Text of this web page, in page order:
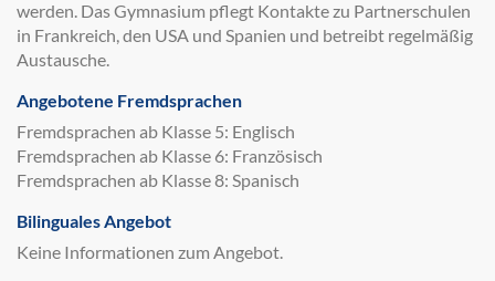
werden. Das Gymnasium pflegt Kontakte zu Partnerschulen
in Frankreich, den USA und Spanien und betreibt regelmäßig
Austausche.
Angebotene Fremdsprachen
Fremdsprachen ab Klasse 5: Englisch
Fremdsprachen ab Klasse 6: Französisch
Fremdsprachen ab Klasse 8: Spanisch
Bilinguales Angebot
Keine Informationen zum Angebot.